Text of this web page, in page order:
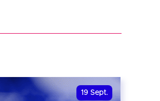
19 Sept.